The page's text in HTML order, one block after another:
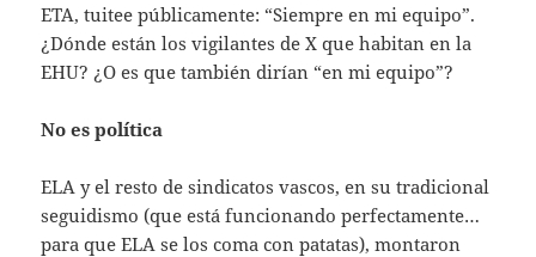
ETA, tuitee públicamente: “Siempre en mi equipo”.
¿Dónde están los vigilantes de X que habitan en la
EHU? ¿O es que también dirían “en mi equipo”?
No es política
ELA y el resto de sindicatos vascos, en su tradicional
seguidismo (que está funcionando perfectamente…
para que ELA se los coma con patatas), montaron